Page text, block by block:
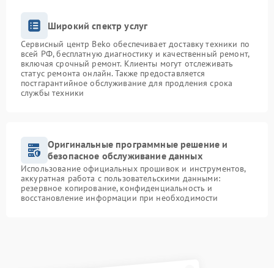
Широкий спектр услуг
Сервисный центр Beko обеспечивает доставку техники по
всей РФ, бесплатную диагностику и качественный ремонт,
включая срочный ремонт. Клиенты могут отслеживать
статус ремонта онлайн. Также предоставляется
постгарантийное обслуживание для продления срока
службы техники
Оригинальные программные решение и
безопасное обслуживание данных
Использование официальных прошивок и инструментов,
аккуратная работа с пользовательскими данными:
резервное копирование, конфиденциальность и
восстановление информации при необходимости